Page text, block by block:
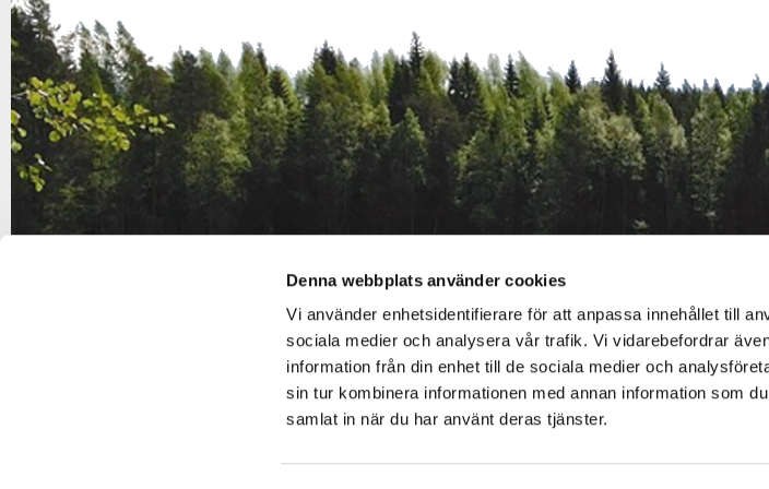
Denna webbplats använder cookies
Vi använder enhetsidentifierare för att anpassa innehållet till
sociala medier och analysera vår trafik. Vi vidarebefordrar
information från din enhet till de sociala medier och
sin tur kombinera informationen med annan information som
samlat in när du har använt deras tjänster.
toimitus@biotalous.fiOm